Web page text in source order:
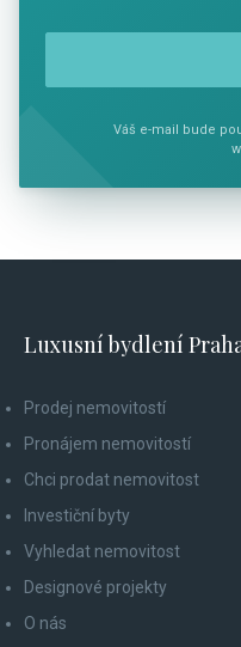
Váš e-mail bude
Luxusní bydlení
Prodej nemovitostí
Pronájem nemovitostí
Chci prodat nemovitost
Investiční byty
Vyhledat nemovitost
Designové projekty
O nás